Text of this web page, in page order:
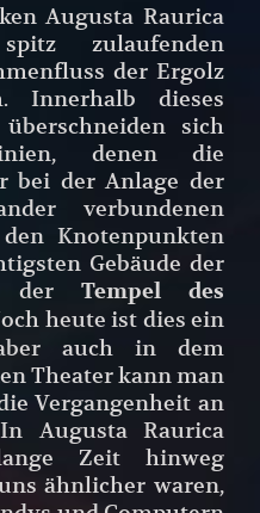
Augusta Raurica
zulaufenden
der Ergolz
Innerhalb dieses
sich
denen die
bei der Anlage der
verbundenen
Knotenpunkten
Gebäude der
der Tempel des
heute ist dies ein
auch in dem
Theater kann man
Vergangenheit an
Augusta Raurica
Zeit hinweg
ähnlicher waren,